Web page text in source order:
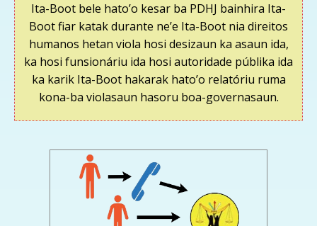
Ita-Boot bele hato’o kesar ba PDHJ bainhira Ita-
Boot fiar katak durante ne’e Ita-Boot nia direitos
humanos hetan viola hosi desizaun ka asaun ida,
ka hosi funsionáriu ida hosi autoridade públika ida
ka karik Ita-Boot hakarak hato’o relatóriu ruma
kona-ba violasaun hasoru boa-governasaun.